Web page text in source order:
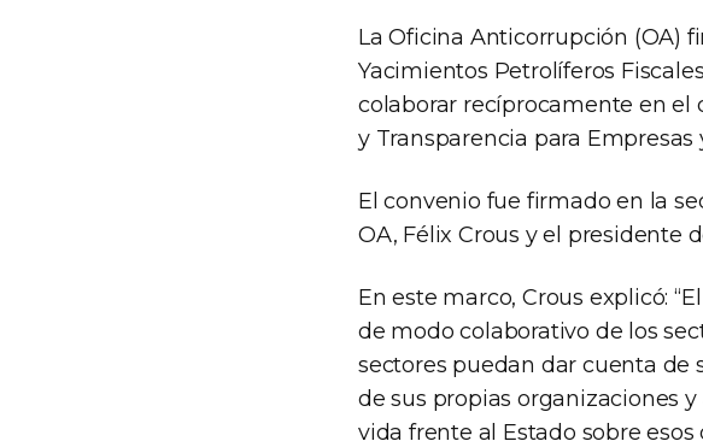
La Oficina Anticorrupción (OA)
Yacimientos Petrolíferos
colaborar recíprocamente en
y Transparencia para Empresas
El convenio fue firmado en la
OA, Félix Crous y el presidente
En este marco, Crous explicó:
de modo colaborativo de los
sectores puedan dar cuenta de
de sus propias organizaciones
vida frente al Estado sobre esos